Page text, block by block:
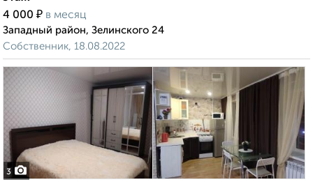
4 000 ₽ в месяц
Западный район, Зелинского 24
Собственник, 18.08.2022
3